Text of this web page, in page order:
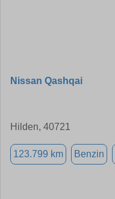
Nissan Qashqai
Hilden, 40721
123.799 km Benzin